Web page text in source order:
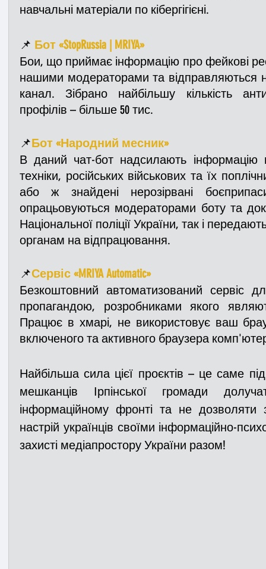
навчальні матеріали по кібергігієні.
📌 Бот «StopRussia | MRIYA»
Бои, що приймає інформацію про фейкові
нашими модераторами та відправляються
канал. Зібрано найбільшу кількість
профілів – більше 50 тис.
📌Бот «Народний месник»
В даний чат-бот надсилають інформацію
техніки, російських військових та їх
або ж знайдені нерозірвані
опрацьовуються модераторами боту та
Національної поліції України, так і
органам на відпрацювання.
📌Сервіс «MRIYA Automatic»
Безкоштовний автоматизований сервіс
пропагандою, розробниками якого
Працює в хмарі, не використовує ваш
включеного та активного браузера
Найбільша сила цієї проєктів – це саме
мешканців Ірпінської громади
інформаційному фронті та не дозволяти
настрій українців своїми інформаційно-
захисті медіапростору України разом!